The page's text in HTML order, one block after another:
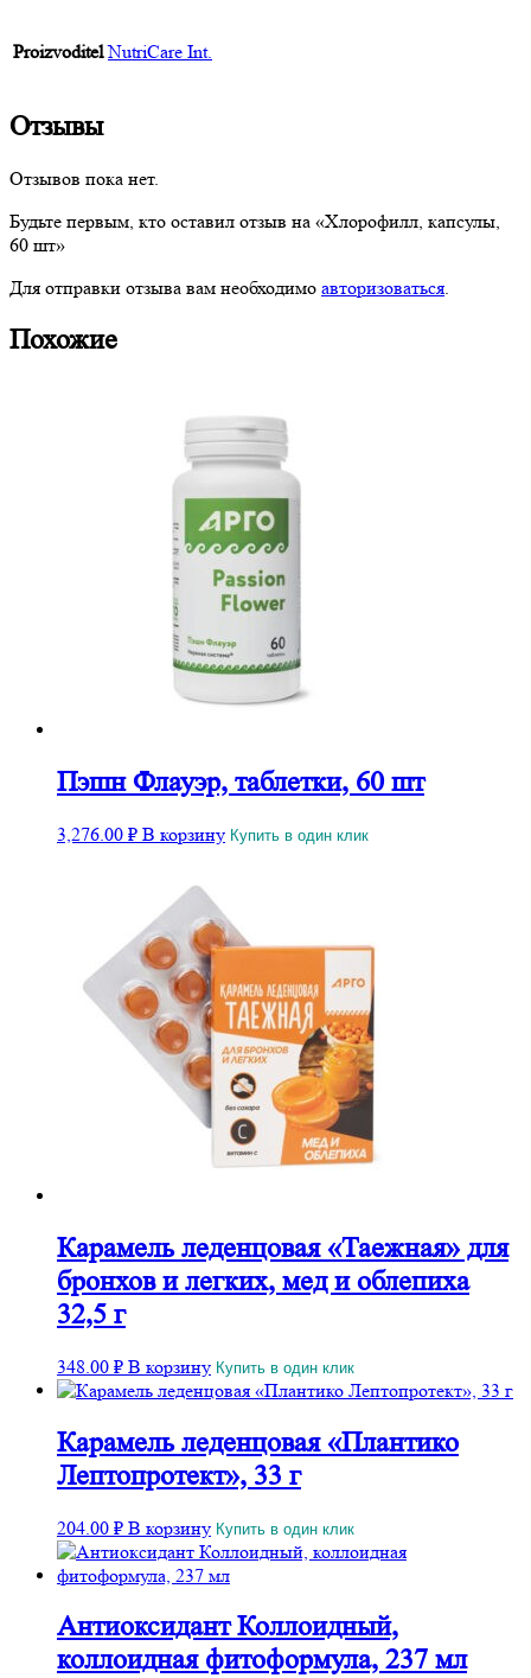
Proizvoditel NutriCare Int.
Отзывы
Отзывов пока нет.
Будьте первым, кто оставил отзыв на «Хлорофилл, капсулы,
60 шт»
Для отправки отзыва вам необходимо авторизоваться.
Похожие
Пэшн Флауэр, таблетки, 60 шт
3,276.00 ₽ В корзину Купить в один клик
Карамель леденцовая «Таежная» для
бронхов и легких, мед и облепиха
32,5 г
348.00 ₽ В корзину Купить в один клик
Карамель леденцовая «Плантико
Лептопротект», 33 г
204.00 ₽ В корзину Купить в один клик
Антиоксидант Коллоидный,
коллоидная фитоформула, 237 мл